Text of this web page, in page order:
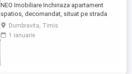
NEO Imobiliare Inchiriaza apartament
spatios, decomandat, situat pe strada
Venetia, in Dumbravita, in vecinatatea
Kauflandului. Imobilul este compus din 3
camere: 2 dormitoare, living open space
Dumbravita, Timis
1 ianuarie